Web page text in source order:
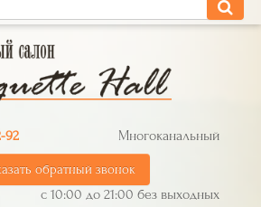
92 Многоканальный
обратный звонок
с 10:00 до 21:00 без выходных